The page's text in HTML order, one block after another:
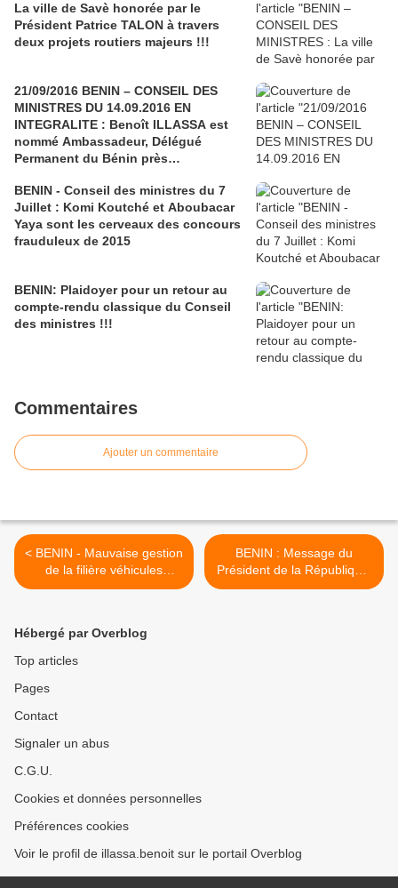
La ville de Savè honorée par le
Président Patrice TALON à travers
deux projets routiers majeurs !!!
21/09/2016 BENIN – CONSEIL DES
MINISTRES DU 14.09.2016 EN
INTEGRALITE : Benoît ILLASSA est
nommé Ambassadeur, Délégué
Permanent du Bénin près
Francophonie à Paris (O.I.F.)
BENIN - Conseil des ministres du 7
Juillet : Komi Koutché et Aboubacar
Yaya sont les cerveaux des concours
frauduleux de 2015
BENIN: Plaidoyer pour un retour au
compte-rendu classique du Conseil
des ministres !!!
Commentaires
Ajouter un commentaire
< BENIN - Mauvaise gestion
de la filière véhicules
d’occasion : La liste des
BENIN : Message du
Président de la République,
Patrice Talon, à l’occasion
Hébergé par Overblog
Top articles
Pages
Contact
Signaler un abus
C.G.U.
Cookies et données personnelles
Préférences cookies
Voir le profil de illassa.benoit sur le portail Overblog